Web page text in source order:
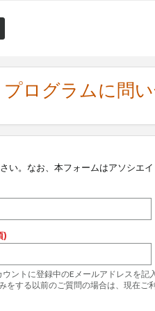
ログラムに問
い。なお、本フォームはアソシエ
)
ントに登録中のEメールアドレスを記
をする以前のご質問の場合は、現在ご